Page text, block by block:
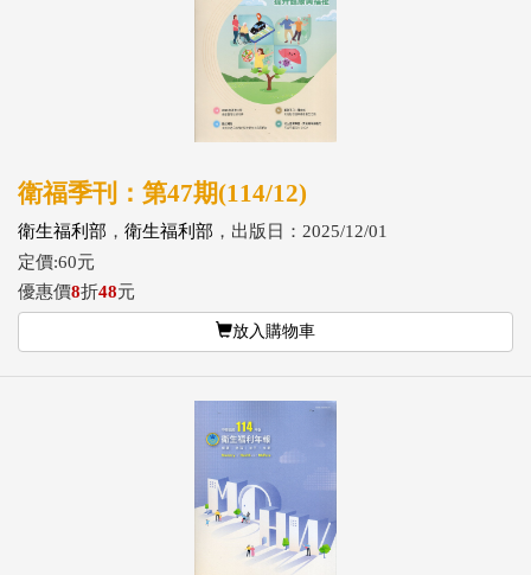
衛福季刊：第47期(114/12)
衛生福利部 ， 衛生福利部 ，出版日：2025/12/01
定價:60元
優惠價8折48元
放入購物車